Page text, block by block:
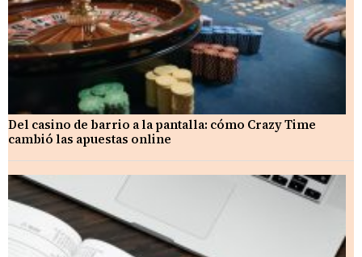
Del casino de barrio a la pantalla: cómo Crazy Time
cambió las apuestas online